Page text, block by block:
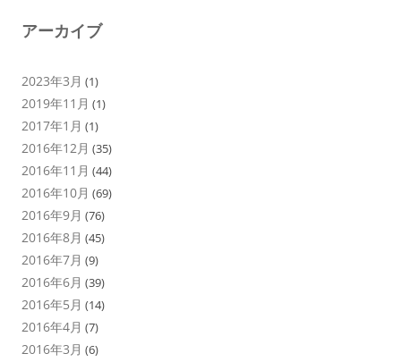
アーカイブ
2023年3月 (1)
2019年11月 (1)
2017年1月 (1)
2016年12月 (35)
2016年11月 (44)
2016年10月 (69)
2016年9月 (76)
2016年8月 (45)
2016年7月 (9)
2016年6月 (39)
2016年5月 (14)
2016年4月 (7)
2016年3月 (6)